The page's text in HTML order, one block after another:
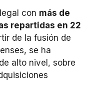
con más de
repartidas en 22
de la fusión de
se ha
alto nivel, sobre